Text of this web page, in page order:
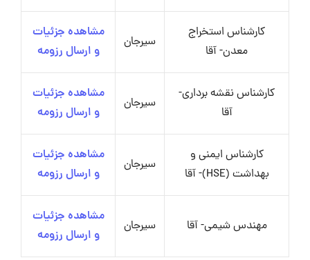
کارشناس استخراج
معدن- آقا
سیرجان
مشاهده جزئیات
و ارسال رزومه
کارشناس نقشه برداری-
آقا
سیرجان
مشاهده جزئیات
و ارسال رزومه
کارشناس ایمنی و
بهداشت (HSE)- آقا
سیرجان
مشاهده جزئیات
و ارسال رزومه
مهندس شیمی- آقا سیرجان
مشاهده جزئیات
و ارسال رزومه